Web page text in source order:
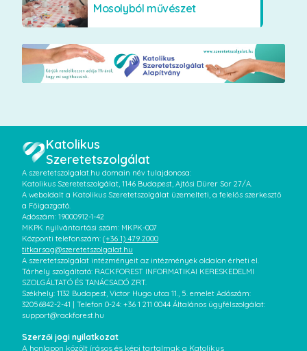
Mosolyból művészet
Katolikus
Szeretetszolgálat
A szeretetszolgalat.hu domain név tulajdonosa:
Katolikus Szeretetszolgálat, 1146 Budapest, Ajtósi Dürer Sor 27/A.
A weboldalt a Katolikus Szeretetszolgálat üzemelteti, a felelős szerkesztő
a Főigazgató.
Adószám: 19000912-1-42
MKPK nyilvántartási szám: MKPK-007
Központi telefonszám: (+36 1) 479 2000
titkarsag@szeretetszolgalat.hu
A szeretetszolgálat intézményeit az intézmények oldalon érheti el.
Tárhely szolgáltató: RACKFOREST INFORMATIKAI KERESKEDELMI
SZOLGÁLTATÓ ÉS TANÁCSADÓ ZRT.
Székhely: 1132 Budapest, Victor Hugo utca 11., 5. emelet Adószám:
32056842-2-41 | Telefon 0-24: +36 1 211 0044 Általános ügyfélszolgálat:
support@rackforest.hu
Szerzői jogi nyilatkozat
A honlapon közölt írásos és képi tartalmak a Katolikus